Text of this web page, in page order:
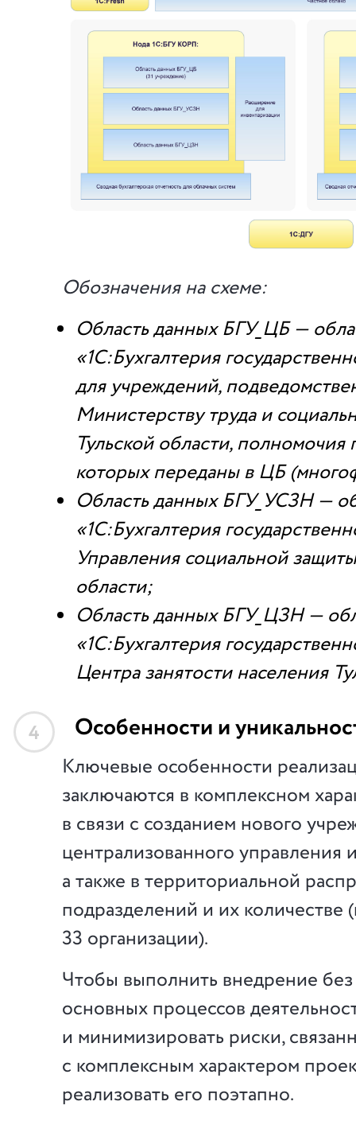
Обозначения на схеме:
Область данных БГУ_ЦБ —
«1С:Бухгалтерия
для учреждений,
Министерству труда и
Тульской области,
которых переданы в ЦБ
Область данных БГУ_УСЗН —
«1С:Бухгалтерия
Управления социальной
области;
Область данных БГУ_ЦЗН —
«1С:Бухгалтерия
Центра занятости населения
4 Особенности и
Ключевые особенности
заключаются в комплексном
в связи с созданием нового
централизованного управления
а также в территориальной
подразделений и их количестве
33 организации).
Чтобы выполнить внедрение
основных процессов
и минимизировать риски,
с комплексным характером
реализовать его поэтапно.